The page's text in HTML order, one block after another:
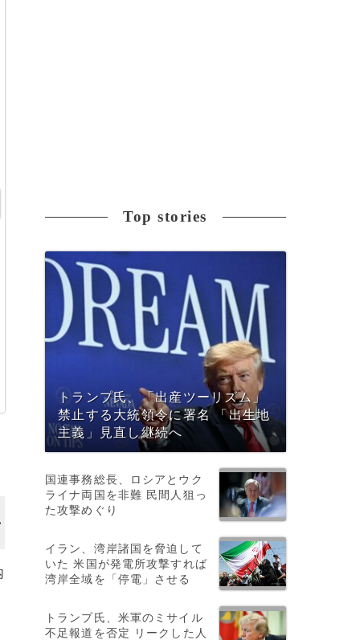
Top stories
トランプ氏、「出産ツーリズム」
禁止する大統領令に署名 「出生地
主義」見直し継続へ
国連事務総長、ロシアとウク
ライナ両国を非難 民間人狙っ
た攻撃めぐり
イラン、湾岸諸国を脅迫して
いた 米国が発電所攻撃すれば
湾岸全域を「停電」させる
トランプ氏、米軍のミサイル
不足報道を否定 リークした人